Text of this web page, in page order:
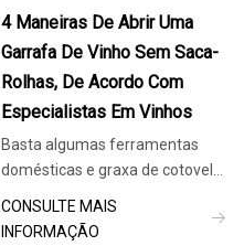
4 Maneiras De Abrir Uma
Garrafa De Vinho Sem Saca-
Rolhas, De Acordo Com
Especialistas Em Vinhos
Basta algumas ferramentas
domésticas e graxa de cotovelo!
culinária desde muito jovem. Ele
CONSULTE MAIS
INFORMAÇÃO